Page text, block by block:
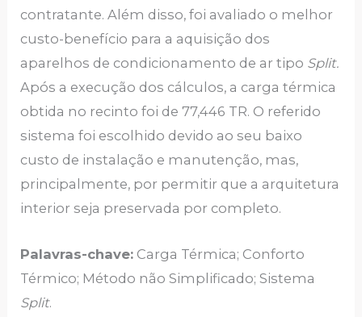
contratante. Além disso, foi avaliado o melhor
custo-benefício para a aquisição dos
aparelhos de condicionamento de ar tipo Split.
Após a execução dos cálculos, a carga térmica
obtida no recinto foi de 77,446 TR. O referido
sistema foi escolhido devido ao seu baixo
custo de instalação e manutenção, mas,
principalmente, por permitir que a arquitetura
interior seja preservada por completo.
Palavras-chave: Carga Térmica; Conforto
Térmico; Método não Simplificado; Sistema
Split.